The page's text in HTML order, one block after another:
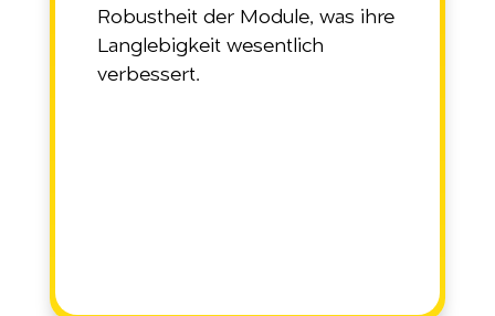
Robustheit der Module, was ihre
Langlebigkeit wesentlich
verbessert.